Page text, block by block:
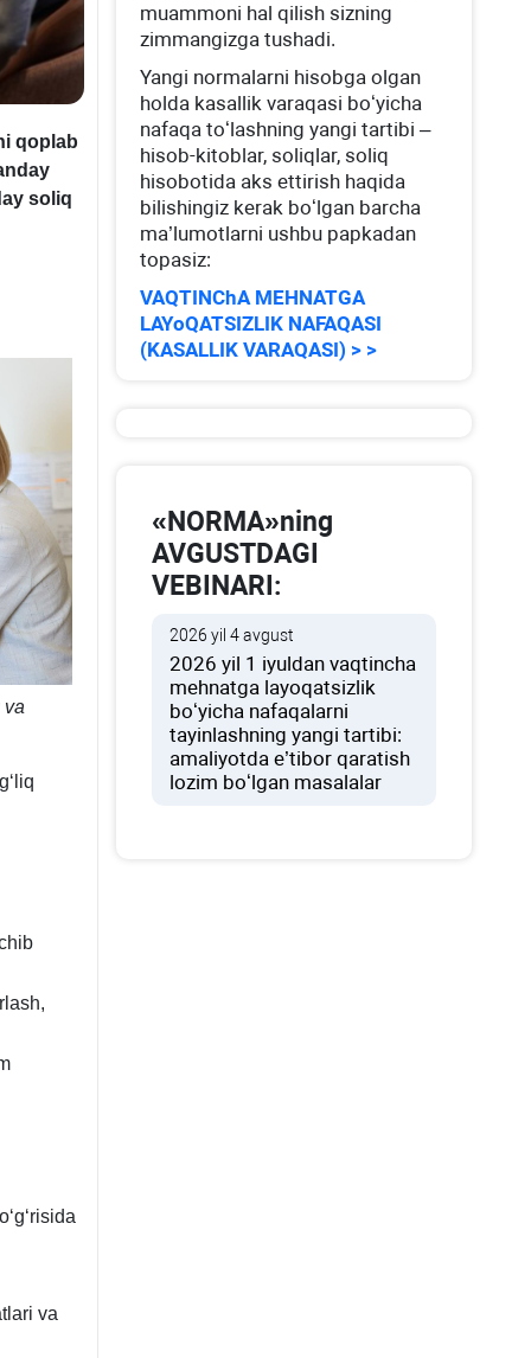
qoplab
soliq
va
va
muammoni hal qilish sizning
zimmangizga tushadi.
Yangi normalarni hisobga olgan
holda kasallik varaqasi boʻyicha
nafaqa toʻlashning yangi tartibi –
hisob-kitoblar, soliqlar, soliq
hisobotida aks ettirish haqida
bilishingiz kerak boʻlgan barcha
ma’lumotlarni ushbu papkadan
topasiz:
VAQTINChA MEHNATGA
LAYoQATSIZLIK NAFAQASI
(KASALLIK VARAQASI) > >
«NORMA»ning
AVGUSTDAGI
VEBINARI:
2026 yil 4 avgust
2026 yil 1 iyuldan vaqtincha
mehnatga layoqatsizlik
boʻyicha nafaqalarni
tayinlashning yangi tartibi:
amaliyotda e’tibor qaratish
lozim boʻlgan masalalar